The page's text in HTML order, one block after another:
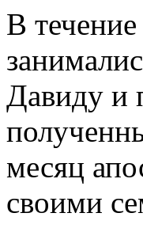
В
Давиду и
месяц
своими